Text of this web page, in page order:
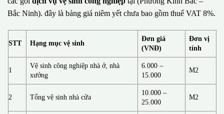
Bắc Ninh). đây là bảng giá niêm yết chưa bao gồm thuế VAT 8%.
STT Hạng mục vệ sinh
Đơn giá
(VNĐ)
Đơn vị
tính
1
Vệ sinh công nghiệp nhà ở, nhà
xưởng
6.000 –
15.000
M2
2 Tổng vệ sinh nhà cửa
10.000 –
25.000
M2